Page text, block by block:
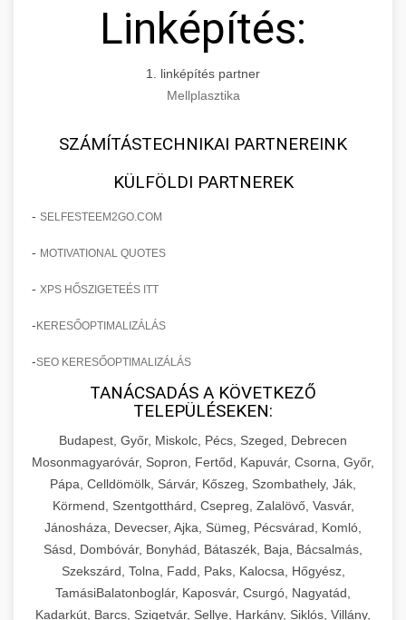
Linképítés:
1. linképítés partner
Mellplasztika
SZÁMÍTÁSTECHNIKAI PARTNEREINK
KÜLFÖLDI PARTNEREK
- SELFESTEEM2GO.COM
- MOTIVATIONAL QUOTES
- XPS HŐSZIGETEÉS ITT
- KERESŐOPTIMALIZÁLÁS
-SEO KERESŐOPTIMALIZÁLÁS
TANÁCSADÁS A KÖVETKEZŐ
TELEPÜLÉSEKEN:
Budapest, Győr, Miskolc, Pécs, Szeged, Debrecen
Mosonmagyaróvár, Sopron, Fertőd, Kapuvár, Csorna, Győr,
Pápa, Celldömölk, Sárvár, Kőszeg, Szombathely, Ják,
Körmend, Szentgotthárd, Csepreg, Zalalövő, Vasvár,
Jánosháza, Devecser, Ajka, Sümeg, Pécsvárad, Komló,
Sásd, Dombóvár, Bonyhád, Bátaszék, Baja, Bácsalmás,
Szekszárd, Tolna, Fadd, Paks, Kalocsa, Hőgyész,
TamásiBalatonboglár, Kaposvár, Csurgó, Nagyatád,
Kadarkút, Barcs, Szigetvár, Sellye, Harkány, Siklós, Villány,